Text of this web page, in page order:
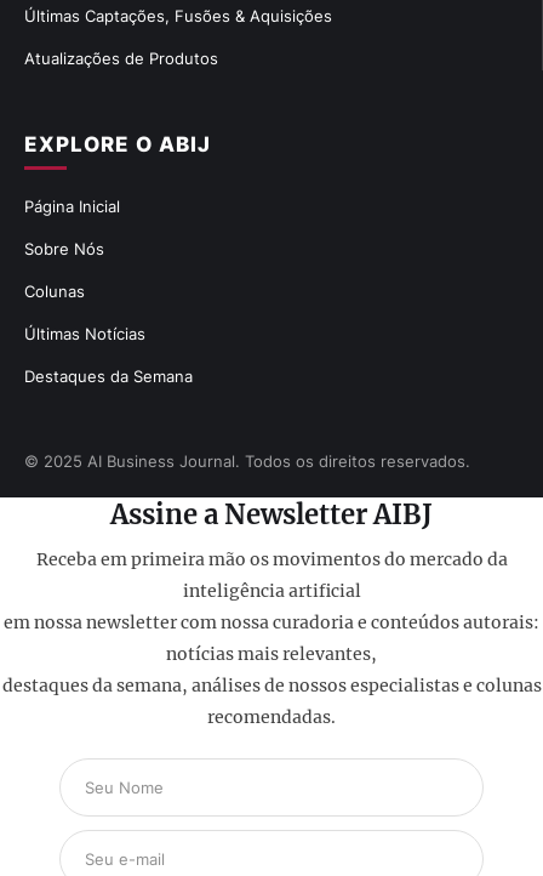
EXPLORE O ABIJ
Página Inicial
Sobre Nós
Colunas
Últimas Notícias
Destaques da Semana
Últimas Captações, Fusões & Aquisições
Atualizações de Produtos
© 2025 AI Business Journal. Todos os direitos reservados.
Assine a Newsletter AIBJ
Receba em primeira mão os movimentos do mercado da
inteligência artificial
em nossa newsletter com nossa curadoria e conteúdos autorais:
notícias mais relevantes,
destaques da semana, análises de nossos especialistas e colunas
recomendadas.